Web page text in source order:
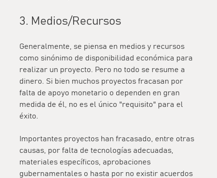
3. Medios/Recursos
Generalmente, se piensa en medios y recursos
como sinónimo de disponibilidad económica para
realizar un proyecto. Pero no todo se resume a
dinero. Si bien muchos proyectos fracasan por
falta de apoyo monetario o dependen en gran
medida de él, no es el único "requisito" para el
éxito.
Importantes proyectos han fracasado, entre otras
causas, por falta de tecnologías adecuadas,
materiales específicos, aprobaciones
gubernamentales o hasta por no existir acuerdos